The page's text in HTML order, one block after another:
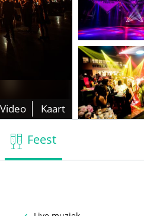
Video Kaart
Feest